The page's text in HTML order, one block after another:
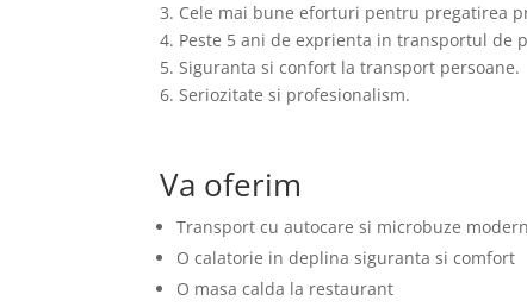
3. Cele mai bune eforturi pentru pregatirea
4. Peste 5 ani de exprienta in transportul de
5. Siguranta si confort la transport persoane.
6. Seriozitate si profesionalism.
Va oferim
Transport cu autocare si microbuze
O calatorie in deplina siguranta si comfort
O masa calda la restaurant